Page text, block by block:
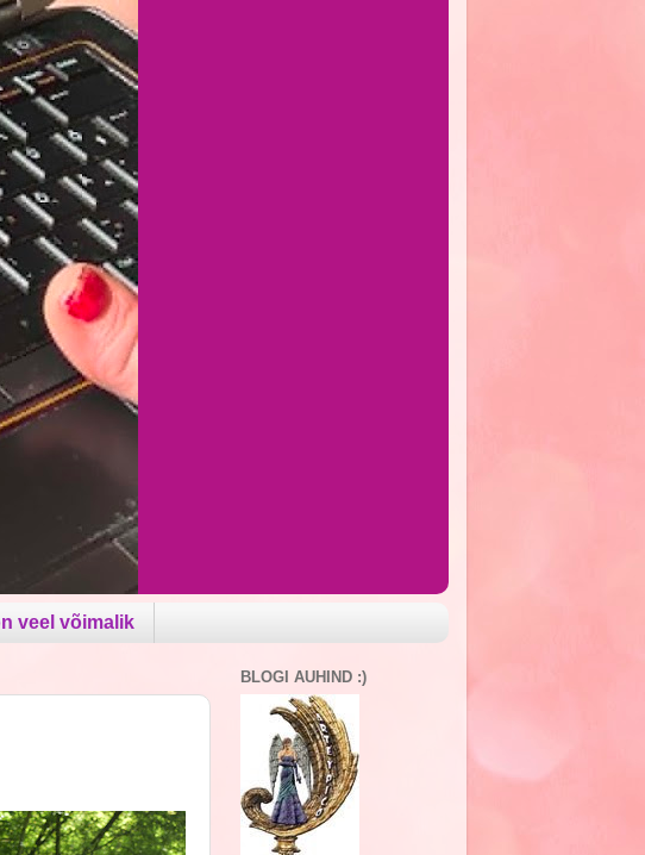
veel võimalik
BLOGI AUHIND :)